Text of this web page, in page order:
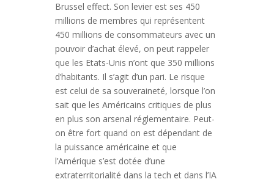
Brussel effect. Son levier est ses 450
millions de membres qui représentent
450 millions de consommateurs avec un
pouvoir d’achat élevé, on peut rappeler
que les Etats-Unis n’ont que 350 millions
d’habitants. Il s’agit d’un pari. Le risque
est celui de sa souveraineté, lorsque l’on
sait que les Américains critiques de plus
en plus son arsenal réglementaire. Peut-
on être fort quand on est dépendant de
la puissance américaine et que
l’Amérique s’est dotée d’une
extraterritorialité dans la tech et dans l’IA